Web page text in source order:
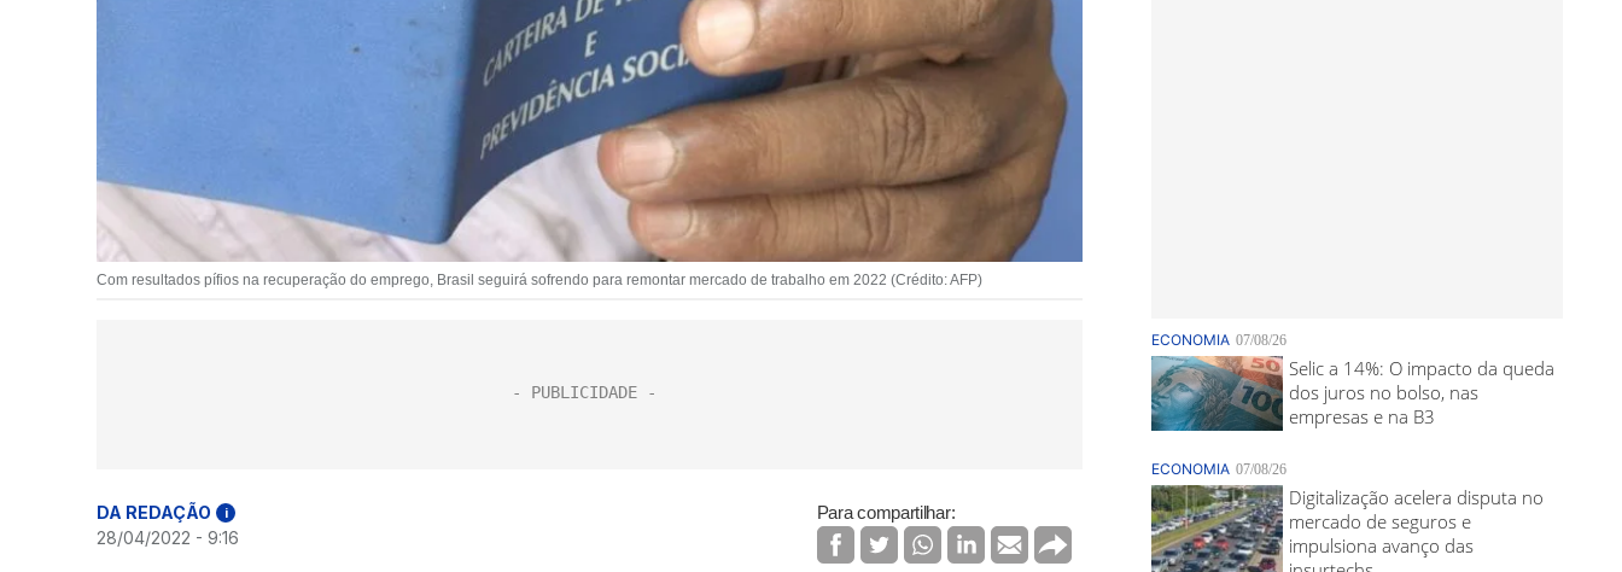
Com resultados pífios na recuperação do emprego, Brasil seguirá sofrendo para remontar mercado de trabalho em 2022 (Crédito: AFP)
DA REDAÇÃO i
28/04/2022 - 9:16
Para compartilhar: